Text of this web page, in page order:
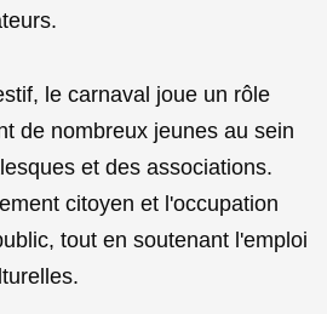
le carnaval joue un rôle
de nombreux jeunes au sein
et des associations.
citoyen et l'occupation
tout en soutenant l'emploi